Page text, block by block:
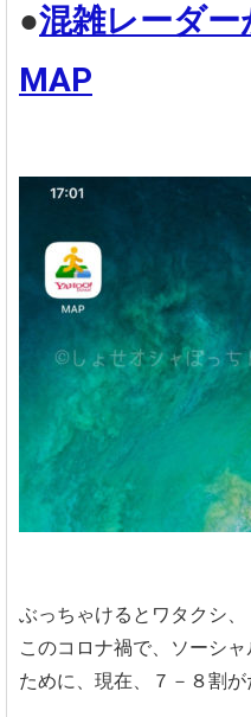
●混雑レーダー
MAP
ぶっちゃけるとワタクシ、
このコロナ禍で、ソーシ
ために、現在、７－８割が